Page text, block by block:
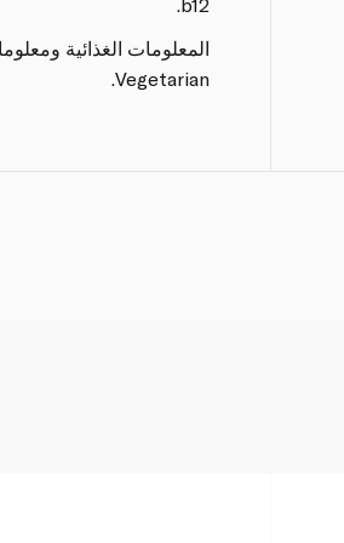
المعلومات الغذائية
Vegetarian.